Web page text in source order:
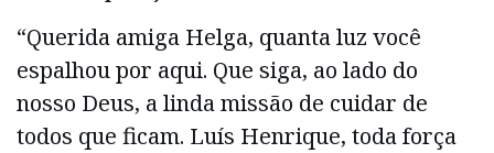
“Querida amiga Helga, quanta luz você
espalhou por aqui. Que siga, ao lado do
nosso Deus, a linda missão de cuidar de
todos que ficam. Luís Henrique, toda força